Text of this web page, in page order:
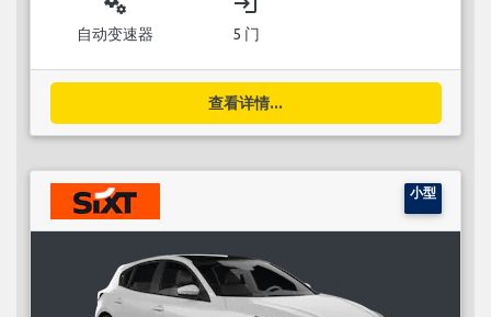
自动变速器 5 门
查看详情...
小型